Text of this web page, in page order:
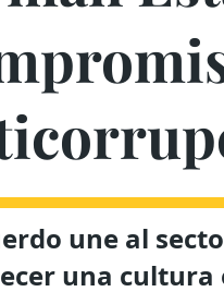
une al
una cultura